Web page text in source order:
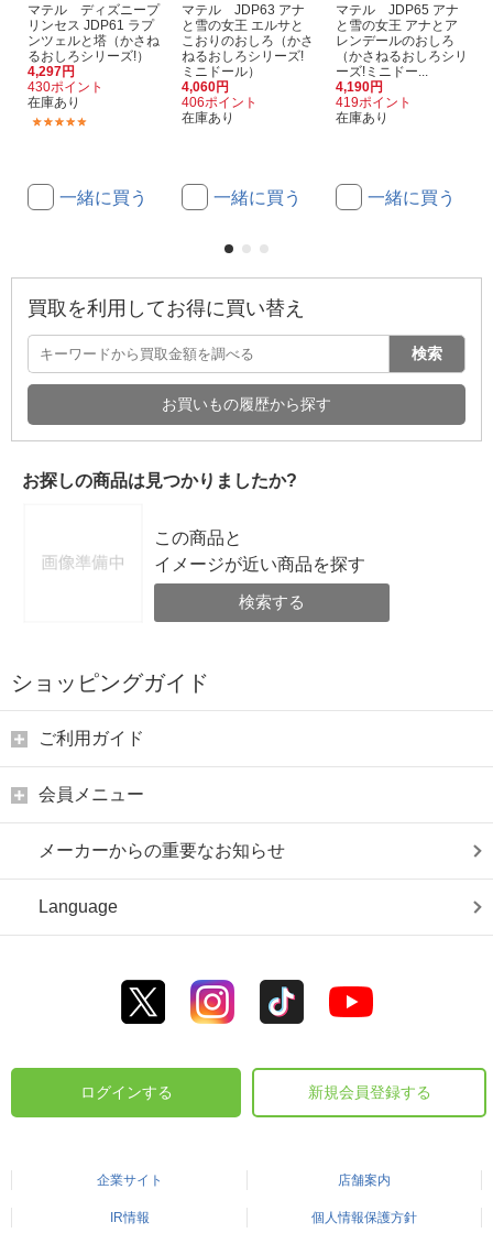
マテル ディズニープ
リンセス JDP61 ラプ
ンツェルと塔（かさね
るおしろシリーズ!）
4,297円
430ポイント
在庫あり
一緒に買う
マテル JDP63 アナ
と雪の女王 エルサと
こおりのおしろ（かさ
ねるおしろシリーズ!
ミニドール）
4,060円
406ポイント
在庫あり
一緒に買う
マテル JDP65 アナ
と雪の女王 アナとア
レンデールのおしろ
（かさねるおしろシリ
ーズ!ミニドー...
4,190円
419ポイント
在庫あり
一緒に買う
買取を利用してお得に買い替え
検索
お買いもの履歴から探す
お探しの商品は見つかりましたか?
この商品と
イメージが近い商品を探す
検索する
ショッピングガイド
ご利用ガイド
会員メニュー
メーカーからの重要なお知らせ
Language
ログインする 新規会員登録する
企業サイト 店舗案内
IR情報 個人情報保護方針